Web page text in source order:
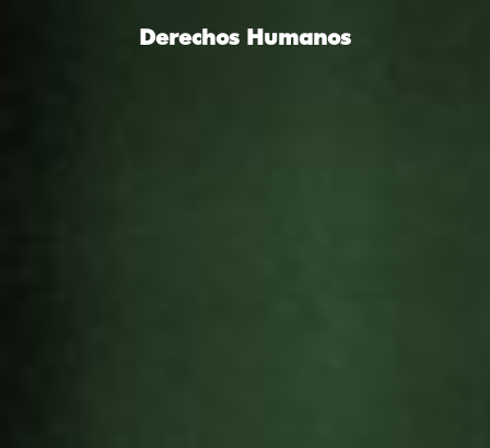
Derechos Humanos